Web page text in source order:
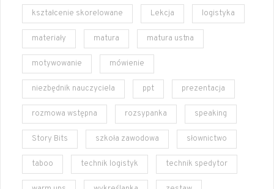
kształcenie skorelowane Lekcja logistyka
materiały matura matura ustna
motywowanie mówienie
niezbędnik nauczyciela ppt prezentacja
rozmowa wstępna rozsypanka speaking
Story Bits szkoła zawodowa słownictwo
taboo technik logistyk technik spedytor